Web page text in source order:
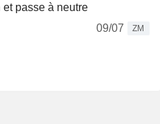
passe à neutre
09/07
ZM